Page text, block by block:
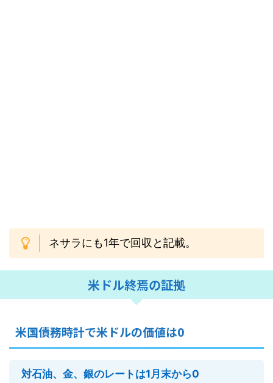
ネサラにも1年で回収と記載。
米ドル終焉の証拠
米国債務時計で米ドルの価値は0
対石油、金、銀のレートは1月末から0